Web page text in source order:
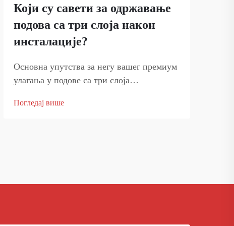
Који су савети за одржавање
подова са три слоја након
инсталације?
Основна упутства за негу вашег премиум
улагања у подове са три слоја
дом уноси значајно улагање у естетику и
Погледај више